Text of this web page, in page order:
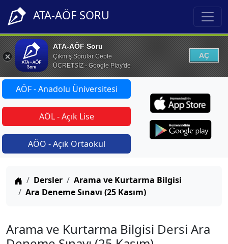
ATA-AÖF SORU
ATA-AÖF Soru
Çıkmış Sorular Cepte
ÜCRETSİZ - Google Play'de
AÇ
AÖF - Anadolu Üniversitesi
AÖL - Açık Lise
AÖO - Açık Ortaokul
Anasayfa
Dersler
Arama ve Kurtarma Bilgisi
Ara Deneme Sınavı (25 Kasım)
Arama ve Kurtarma Bilgisi Dersi Ara